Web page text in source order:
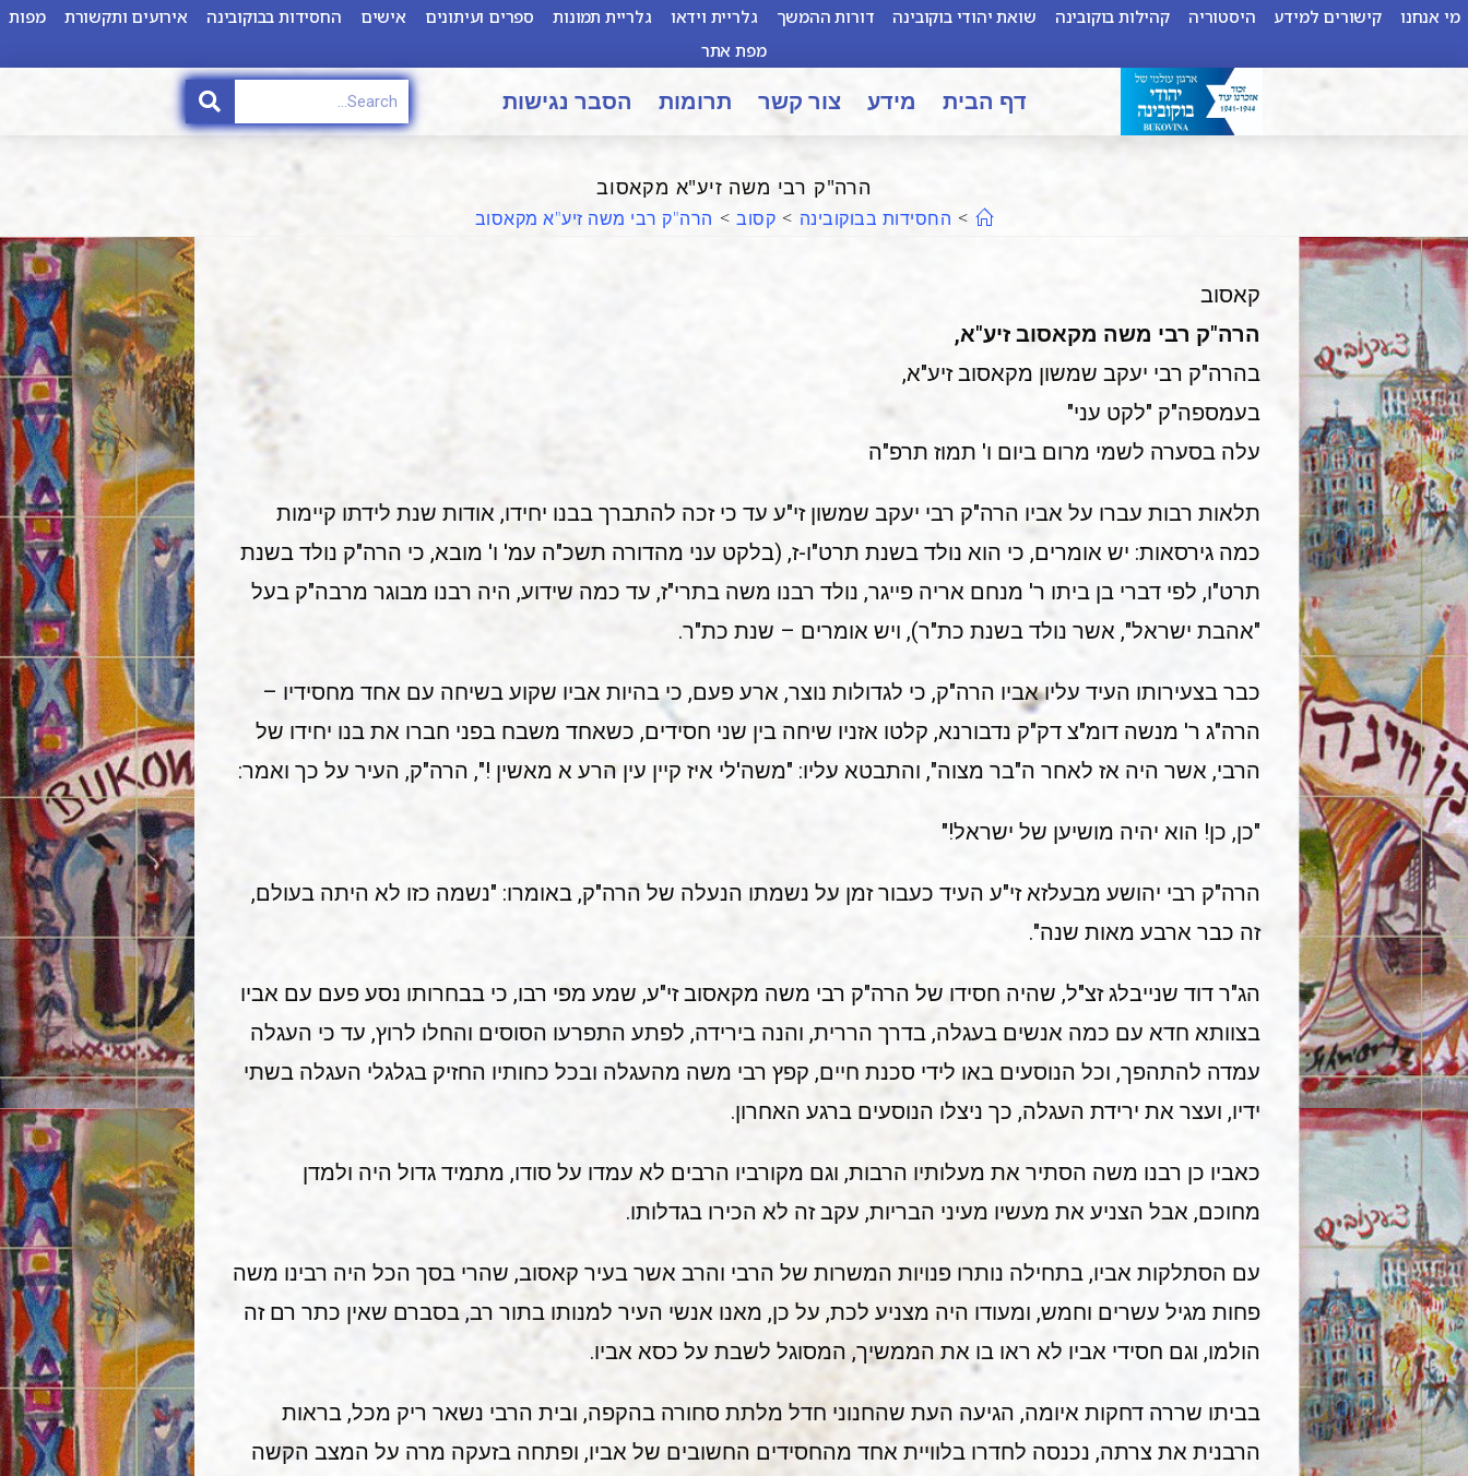
מי אנחנו קישורים למידע היסטוריה קהילות בוקובינה שואת יהודי בוקובינה דורות ההמשך גלריית וידאו גלריית תמונות ספרים ועיתונים אישים החסידות בבוקובינה אירועים ותקשורת
מפות
מפת אתר
דף הבית מידע צור קשר תרומות הסבר נגישות
הרה"ק רבי משה זיע"א מקאסוב
> החסידות בבוקובינה > קסוב > הרה"ק רבי משה זיע"א מקאסוב
קאסוב
הרה"ק רבי משה מקאסוב זיע"א,
בהרה"ק רבי יעקב שמשון מקאסוב זיע"א,
בעמספה"ק "לקט עני"
עלה בסערה לשמי מרום ביום ו' תמוז תרפ"ה
תלאות רבות עברו על אביו הרה"ק רבי יעקב שמשון זי"ע עד כי זכה להתברך בבנו יחידו, אודות שנת לידתו קיימות
כמה גירסאות: יש אומרים, כי הוא נולד בשנת תרט"ו-ז, (בלקט עני מהדורה תשכ"ה עמ' ו' מובא, כי הרה"ק נולד בשנת
תרט"ו, לפי דברי בן ביתו ר' מנחם אריה פייגר, נולד רבנו משה בתרי"ז, עד כמה שידוע, היה רבנו מבוגר מרבה"ק בעל
"אהבת ישראל", אשר נולד בשנת כת"ר), ויש אומרים – שנת כת"ר.
כבר בצעירותו העיד עליו אביו הרה"ק, כי לגדולות נוצר, ארע פעם, כי בהיות אביו שקוע בשיחה עם אחד מחסידיו –
הרה"ג ר' מנשה דומ"צ דק"ק נדבורנא, קלטו אזניו שיחה בין שני חסידים, כשאחד משבח בפני חברו את בנו יחידו של
הרבי, אשר היה אז לאחר ה"בר מצוה", והתבטא עליו: "משה'לי איז קיין עין הרע א מאשין !", הרה"ק, העיר על כך ואמר:
"כן, כן! הוא יהיה מושיען של ישראל!"
הרה"ק רבי יהושע מבעלזא זי"ע העיד כעבור זמן על נשמתו הנעלה של הרה"ק, באומרו: "נשמה כזו לא היתה בעולם,
זה כבר ארבע מאות שנה".
הג"ר דוד שנייבלג זצ"ל, שהיה חסידו של הרה"ק רבי משה מקאסוב זי"ע, שמע מפי רבו, כי בבחרותו נסע פעם עם אביו
בצוותא חדא עם כמה אנשים בעגלה, בדרך הררית, והנה בירידה, לפתע התפרעו הסוסים והחלו לרוץ, עד כי העגלה
עמדה להתהפך, וכל הנוסעים באו לידי סכנת חיים, קפץ רבי משה מהעגלה ובכל כחותיו החזיק בגלגלי העגלה בשתי
ידיו, ועצר את ירידת העגלה, כך ניצלו הנוסעים ברגע האחרון.
כאביו כן רבנו משה הסתיר את מעלותיו הרבות, וגם מקורביו הרבים לא עמדו על סודו, מתמיד גדול היה ולמדן
מחוכם, אבל הצניע את מעשיו מעיני הבריות, עקב זה לא הכירו בגדלותו.
עם הסתלקות אביו, בתחילה נותרו פנויות המשרות של הרבי והרב אשר בעיר קאסוב, שהרי בסך הכל היה רבינו משה
פחות מגיל עשרים וחמש, ומעודו היה מצניע לכת, על כן, מאנו אנשי העיר למנותו בתור רב, בסברם שאין כתר רם זה
הולמו, וגם חסידי אביו לא ראו בו את הממשיך, המסוגל לשבת על כסא אביו.
בביתו שררה דחקות איומה, הגיעה העת שהחנוני חדל מלתת סחורה בהקפה, ובית הרבי נשאר ריק מכל, בראות
הרבנית את צרתה, נכנסה לחדרו בלוויית אחד מהחסידים החשובים של אביו, ופתחה בזעקה מרה על המצב הקשה